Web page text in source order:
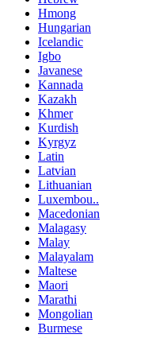
Hmong
Hungarian
Icelandic
Igbo
Javanese
Kannada
Kazakh
Khmer
Kurdish
Kyrgyz
Latin
Latvian
Lithuanian
Luxembou..
Macedonian
Malagasy
Malay
Malayalam
Maltese
Maori
Marathi
Mongolian
Burmese